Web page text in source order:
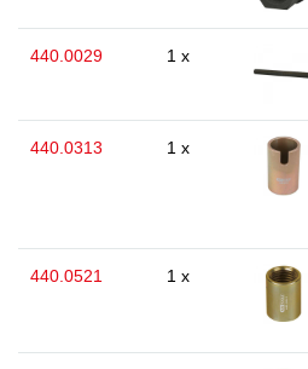
440.0029 1 x
440.0313 1 x
440.0521 1 x